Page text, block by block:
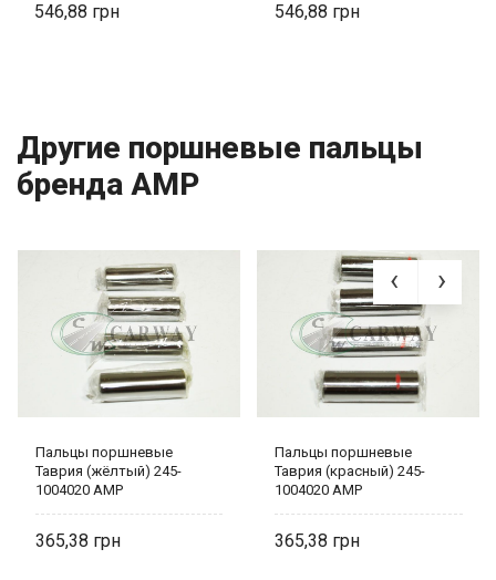
546,88 546,88
Другие поршневые пальцы
бренда AMP
Пальцы поршневые
Таврия (жёлтый) 245-
1004020 AMP
365,38
Пальцы поршневые
Таврия (красный) 245-
1004020 AMP
365,38